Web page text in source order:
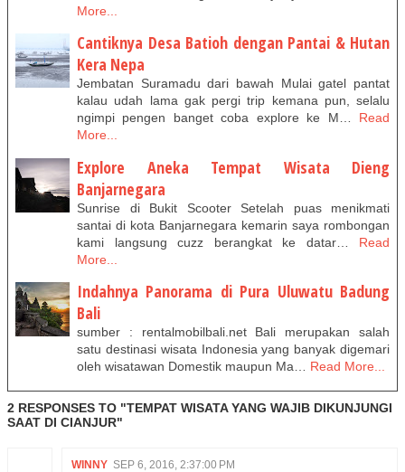
More...
Cantiknya Desa Batioh dengan Pantai & Hutan
Kera Nepa
Jembatan Suramadu dari bawah Mulai gatel pantat
kalau udah lama gak pergi trip kemana pun, selalu
ngimpi pengen banget coba explore ke M…
Read
More...
Explore Aneka Tempat Wisata Dieng
Banjarnegara
Sunrise di Bukit Scooter Setelah puas menikmati
santai di kota Banjarnegara kemarin saya rombongan
kami langsung cuzz berangkat ke datar…
Read
More...
Indahnya Panorama di Pura Uluwatu Badung
Bali
sumber : rentalmobilbali.net Bali merupakan salah
satu destinasi wisata Indonesia yang banyak digemari
oleh wisatawan Domestik maupun Ma…
Read More...
2 RESPONSES TO "TEMPAT WISATA YANG WAJIB DIKUNJUNGI
SAAT DI CIANJUR"
WINNY SEP 6, 2016, 2:37:00 PM